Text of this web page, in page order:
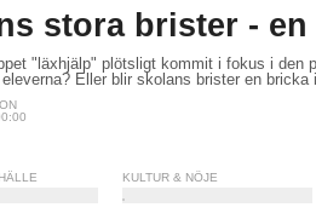
stora brister -
"läxhjälp" plötsligt kommit i fokus i den
Eller blir skolans brister en
KULTUR & NÖJE